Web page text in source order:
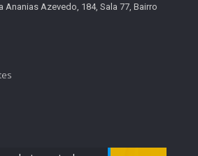
Ananias Azevedo, 184, Sala 77, Bairro